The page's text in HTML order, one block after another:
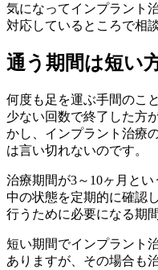
気になってインプラント
対応しているところで相
通う期間は短い
何度も足を運ぶ手間のこ
少ない回数で終了した方
かし、インプラント治療
は言い切れないのです。
治療期間が3～10ヶ月と
中の状態を定期的に確認
行うために必要になる期間
短い期間でインプラント
ありますが、その場合も